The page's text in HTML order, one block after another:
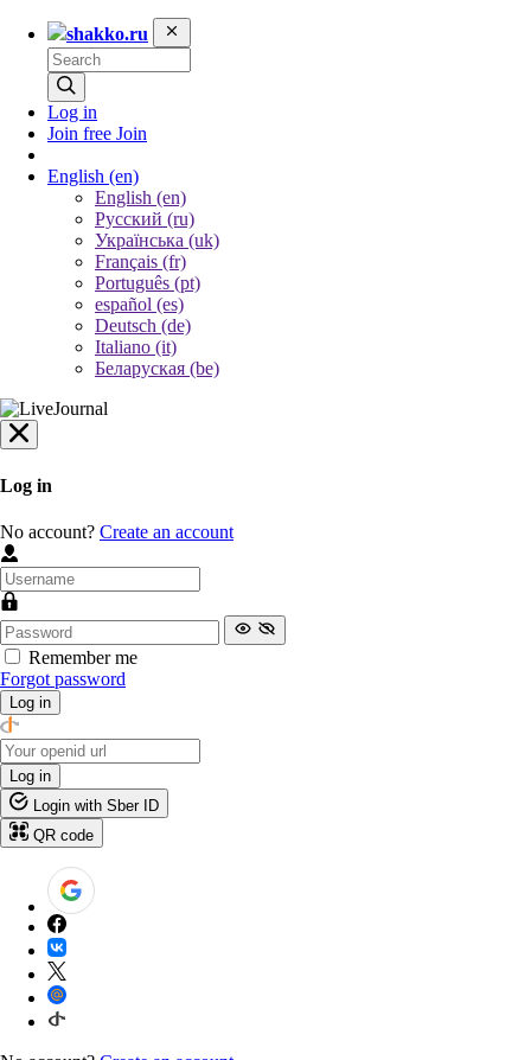
shakko.ru
Log in
Join free Join
English (en)
English (en)
Русский (ru)
Українська (uk)
Français (fr)
Português (pt)
español (es)
Deutsch (de)
Italiano (it)
Беларуская (be)
Log in
No account? Create an account
Remember me
Forgot password
Log in
Log in
Login with Sber ID
QR code